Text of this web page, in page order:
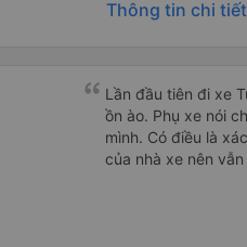
lặng (tắt âm thanh
Tôi vẫn sẽ tiếp tục
Thông tin chi tiết
Lần đầu tiên đi xe
ồn ào. Phụ xe nói
mình. Có điều là
của nhà xe nên